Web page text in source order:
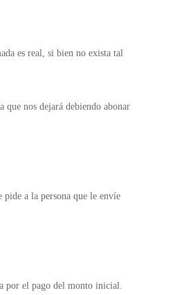
es real, si bien no exista tal
que nos dejará debiendo abonar
pide a la persona que le envíe
por el pago del monto inicial.